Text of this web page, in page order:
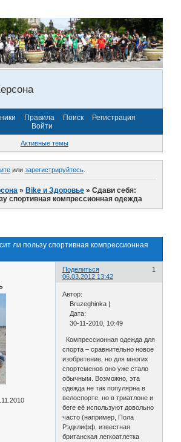
Правила Поиск
Регистрация
Войти
Активные темы
или зарегистрируйтесь.
»Bike и Здоровье »Сдави себя:
спортивная компрессионная одежда
ли пользу спортивная компрессионная
Поделиться
1
06.03.2012 13:42
Автор:
Bruzeghinka |
Дата:
30-11-2010, 10:49
Компрессионная одежда для
спорта – сравнительно новое
изобретение, но для многих
спортсменов оно уже стало
обычным. Возможно, эта
одежда не так популярна в
велоспорте, но в триатлоне и
беге её используют довольно
часто (например, Пола
Рэдклифф, известная
британская легкоатлетка